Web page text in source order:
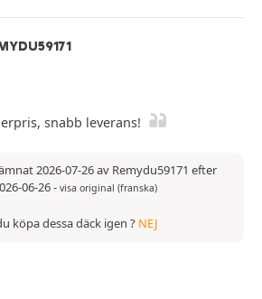
snabb leverans!
2026-07-26 av Remydu59171 efter
06-26- visa original (franska)
köpa dessa däck igen ? NEJ